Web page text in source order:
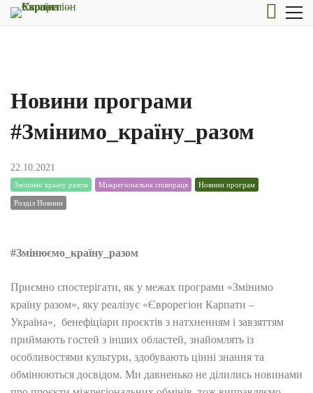
Новини програми
#Змінимо_країну_разом
22.10.2021
Змінимо країну разом Міжрегіональна співпраця Новини програм
Розділ Новини
#Змінюємо_країну_разом
Приємно спостерігати, як у межах програми «Змінимо
країну разом», яку реалізує «Єврорегіон Карпати –
Україна», бенефіціари проєктів з натхненням і завзяттям
приймають гостей з інших областей, знайомлять із
особливостями культури, здобувають цінні знання та
обмінюються досвідом. Ми давненько не ділились новинами